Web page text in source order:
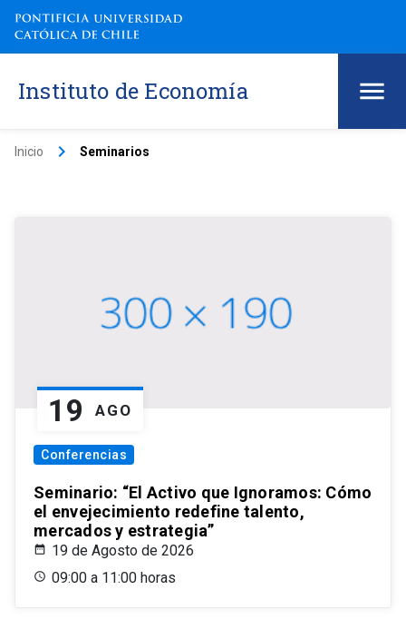
Instituto de Economía
Inicio keyboard_arrow_right Seminarios
19 AGO
Conferencias
Seminario: “El Activo que Ignoramos: Cómo
el envejecimiento redefine talento,
mercados y estrategia”
19 de Agosto de 2026
09:00 a 11:00 horas